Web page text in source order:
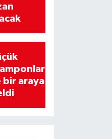
bir araya